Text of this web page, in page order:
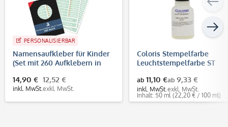
PERSONALISIERBAR
Namensaufkleber für Kinder
(Set mit 260 Aufklebern in
14,90 €
inkl. MwSt.
12,52 €
exkl. MwSt.
Coloris Stempelfarbe
Leuchtstempelfarbe ST
ab 11,10 €
inkl. MwSt.
ab 9,33 €
exkl. MwSt.
Inhalt: 50 ml (22,20 € / 100 ml)